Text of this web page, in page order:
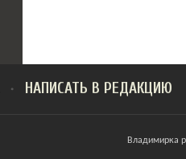
НАПИСАТЬ В РЕДАКЦИЮ
Владимирка